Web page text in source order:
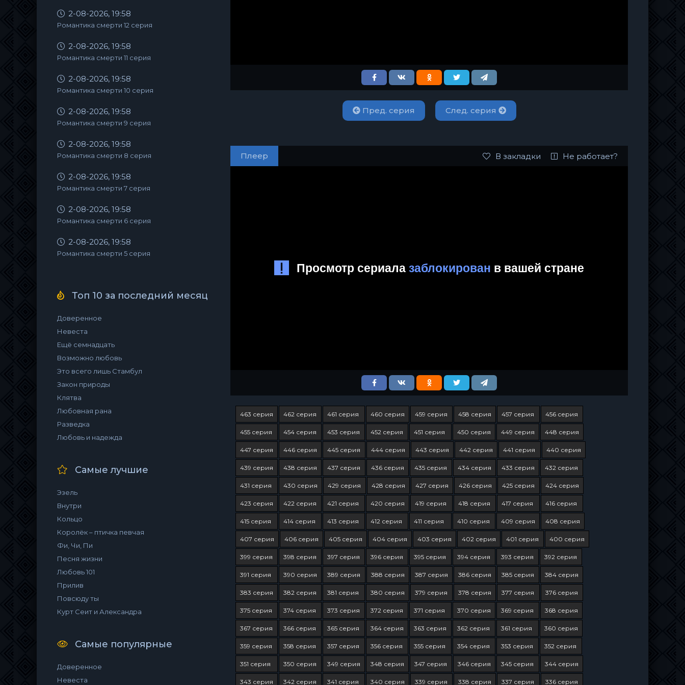
2-08-2026, 19:58
Романтика смерти 12 серия
2-08-2026, 19:58
Романтика смерти 11 серия
2-08-2026, 19:58
Романтика смерти 10 серия
2-08-2026, 19:58
Романтика смерти 9 серия
2-08-2026, 19:58
Романтика смерти 8 серия
2-08-2026, 19:58
Романтика смерти 7 серия
2-08-2026, 19:58
Романтика смерти 6 серия
2-08-2026, 19:58
Романтика смерти 5 серия
Топ 10 за последний месяц
Доверенное
Невеста
Ещё семнадцать
Возможно любовь
Это всего лишь Стамбул
Закон природы
Клятва
Любовная рана
Разведка
Любовь и надежда
Самые лучшие
Эзель
Внутри
Кольцо
Королёк – птичка певчая
Фи, Чи, Пи
Песня жизни
Любовь 101
Прилив
Повсюду ты
Курт Сеит и Александра
Самые популярные
Доверенное
Невеста
Пред. серия След. серия
Плеер В закладки Не работает?
463 серия 462 серия 461 серия 460 серия 459 серия 458 серия 457 серия 456 серия
455 серия 454 серия 453 серия 452 серия 451 серия 450 серия 449 серия 448 серия
447 серия 446 серия 445 серия 444 серия 443 серия 442 серия 441 серия 440 серия
439 серия 438 серия 437 серия 436 серия 435 серия 434 серия 433 серия 432 серия
431 серия 430 серия 429 серия 428 серия 427 серия 426 серия 425 серия 424 серия
423 серия 422 серия 421 серия 420 серия 419 серия 418 серия 417 серия 416 серия
415 серия 414 серия 413 серия 412 серия 411 серия 410 серия 409 серия 408 серия
407 серия 406 серия 405 серия 404 серия 403 серия 402 серия 401 серия 400 серия
399 серия 398 серия 397 серия 396 серия 395 серия 394 серия 393 серия 392 серия
391 серия 390 серия 389 серия 388 серия 387 серия 386 серия 385 серия 384 серия
383 серия 382 серия 381 серия 380 серия 379 серия 378 серия 377 серия 376 серия
375 серия 374 серия 373 серия 372 серия 371 серия 370 серия 369 серия 368 серия
367 серия 366 серия 365 серия 364 серия 363 серия 362 серия 361 серия 360 серия
359 серия 358 серия 357 серия 356 серия 355 серия 354 серия 353 серия 352 серия
351 серия 350 серия 349 серия 348 серия 347 серия 346 серия 345 серия 344 серия
343 серия 342 серия 341 серия 340 серия 339 серия 338 серия 337 серия 336 серия